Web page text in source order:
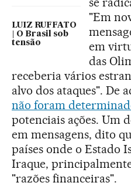
LUIZ RUFFATO
| O Brasil sob
tensão
"Em
em
das
receberia vários
alvo dos ataques". De
não foram
potenciais ações. Um
em mensagens, dito
países onde o Estado
Iraque,
"razões financeiras".